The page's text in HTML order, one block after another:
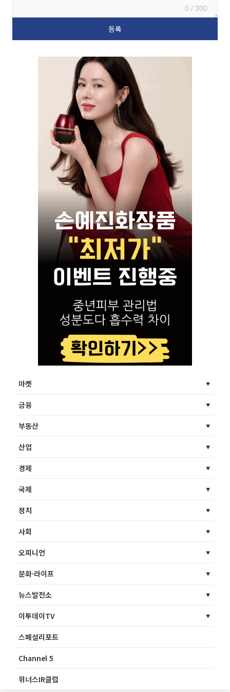
0 / 300
마켓
금융
부동산
산업
경제
국제
정치
사회
오피니언
문화·라이프
뉴스발전소
이투데이TV
스페셜리포트
Channel 5
위너스IR클럽